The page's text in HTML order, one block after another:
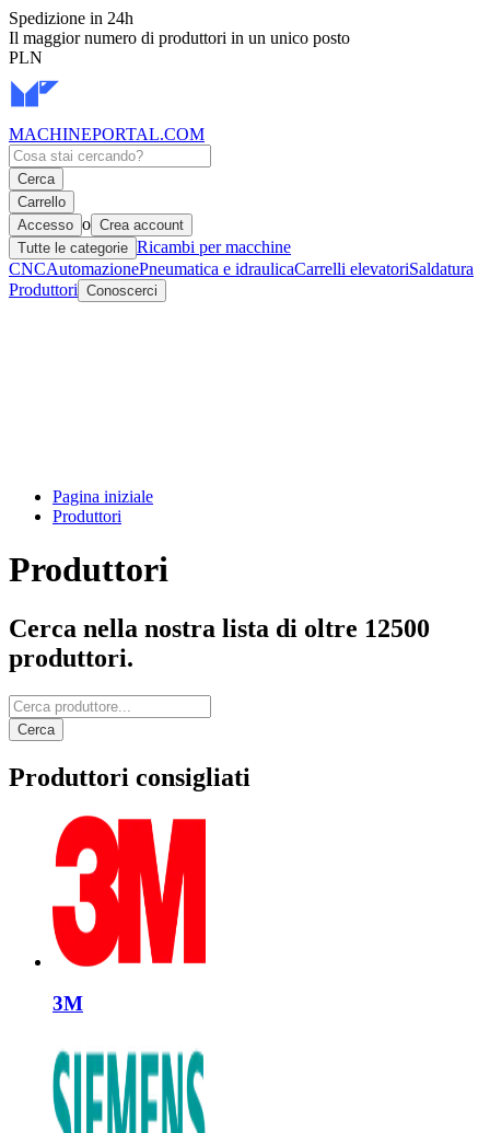
Spedizione in 24h
Il maggior numero di produttori in un unico posto
PLN
MACHINEPORTAL.COM
Cerca
Carrello
Accesso o Crea account
Tutte le categorie Ricambi per macchine
CNCAutomazionePneumatica e idraulicaCarrelli elevatoriSaldatura
Produttori Conoscerci
Pagina iniziale
Produttori
Produttori
Cerca nella nostra lista di oltre 12500
produttori.
Cerca
Produttori consigliati
3M